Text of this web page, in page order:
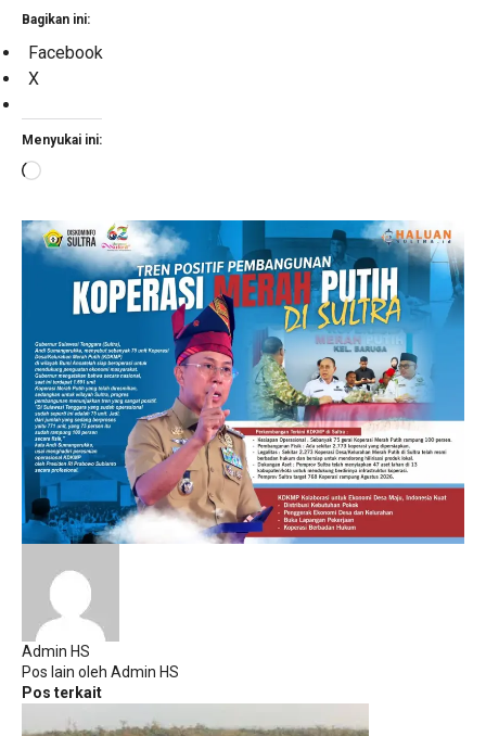
Bagikan ini:
Facebook
X
Menyukai ini:
Memuat...
Admin HS
Pos lain oleh Admin HS
Pos terkait